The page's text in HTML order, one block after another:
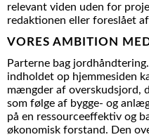
relevant viden uden for
redaktionen eller foreslået
VORES AMBITION
Parterne bag
indholdet op hjemmesiden
mængder af overskudsjord,
som følge af bygge- og
på en ressourceeffektiv og
økonomisk forstand. Den